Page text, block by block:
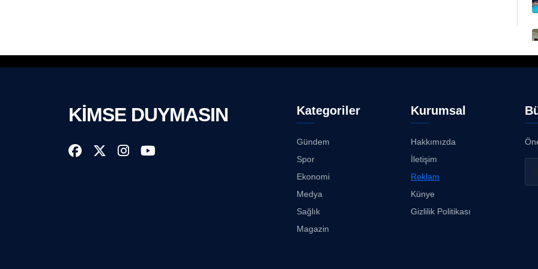
KİMSE DUYMASIN Kategoriler
Gündem
Spor
Ekonomi
Medya
Sağlık
Magazin
Kurumsal
Hakkımızda
İletişim
Reklam
Künye
Gizlilik Politikası